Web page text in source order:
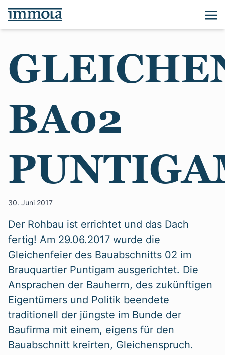
BA02
30. Juni 2017
Der Rohbau ist errichtet und das Dach
fertig! Am 29.06.2017 wurde die
Gleichenfeier des Bauabschnitts 02 im
Brauquartier Puntigam ausgerichtet. Die
Ansprachen der Bauherrn, des zukünftigen
Eigentümers und Politik beendete
traditionell der jüngste im Bunde der
Baufirma mit einem, eigens für den
Bauabschnitt kreirten, Gleichenspruch.